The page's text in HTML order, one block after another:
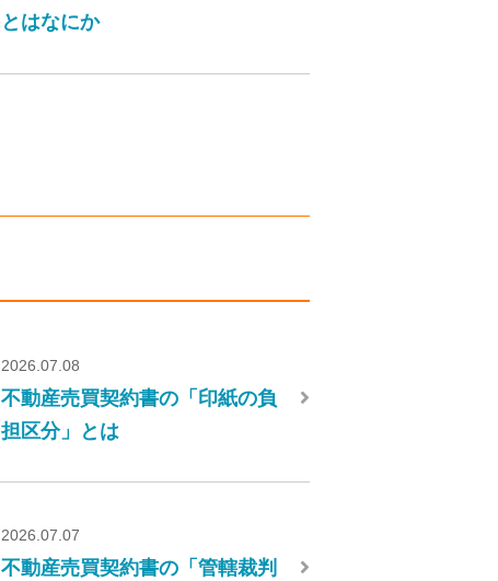
とはなにか
2026.07.08
不動産売買契約書の「印紙の負
担区分」とは
2026.07.07
不動産売買契約書の「管轄裁判